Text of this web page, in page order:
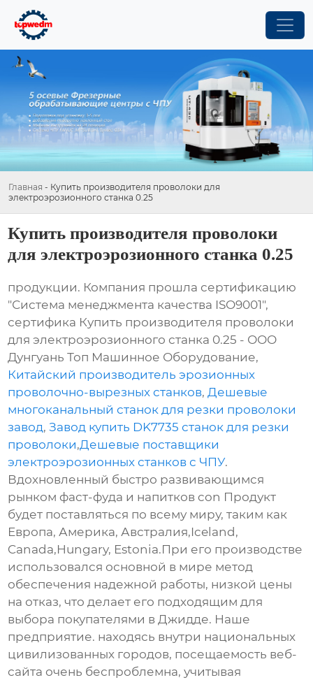
Главная - Купить производителя проволоки для
электроэрозионного станка 0.25
Купить производителя проволоки
для электроэрозионного станка 0.25
продукции. Компания прошла сертификацию
"Система менеджмента качества ISO9001",
сертифика Купить производителя проволоки
для электроэрозионного станка 0.25 - ООО
Дунгуань Топ Машинное Оборудование,
Китайский производитель эрозионных
проволочно-вырезных станков,Дешевые
многоканальный станок для резки проволоки
завод,Завод купить DK7735 станок для резки
проволоки,Дешевые поставщики
электроэрозионных станков с ЧПУ.
Вдохновленный быстро развивающимся
рынком фаст-фуда и напитков con Продукт
будет поставляться по всему миру, таким как
Европа, Америка, Австралия,Iceland,
Canada,Hungary, Estonia.При его производстве
использовался основной в мире метод
обеспечения надежной работы, низкой цены
на отказ, что делает его подходящим для
выбора покупателями в Джидде. Наше
предприятие. находясь внутри национальных
цивилизованных городов, посещаемость веб-
сайта очень беспроблемна, учитывая